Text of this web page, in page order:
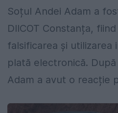
Soțul Andei Adam a
DIICOT Constanța,
falsificarea și utilizarea
plată electronică.
Adam a avut o reacție